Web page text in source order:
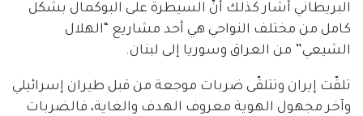
البريطاني أشار كذلك أنّ السيطرة على البوكمال بشكل
كامل من مختلف النواحي هي أحد مشاريع “الهلال
الشيعي” من العراق وسوريا إلى لبنان.
تلقّت إيران وتتلقّى ضربات موجعة من قبل طيران إسرائيلي
وآخر مجهول الهوية معروف الهدف والغاية، فالضربات